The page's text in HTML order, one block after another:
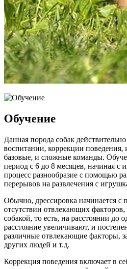
Обучение
Данная порода собак
воспитании, коррекции поведения,
базовые, и сложные команды.
период с 6 до 8 месяцев, начиная с
процесс разнообразие с помощью
перерывов на развлечения с
Обычно, дрессировка начинается с
отсутствии отвлекающих
собакой, то есть, на расстоянии до
расстояние увеличивают, и
различные отвлекающие факторы,
других людей и т.д.
Коррекция поведения включает в